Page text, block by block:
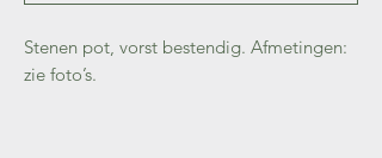
Stenen pot, vorst bestendig. Afmetingen:
zie foto’s.